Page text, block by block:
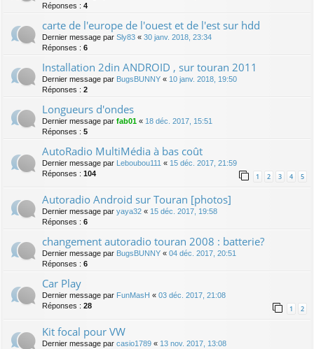
Réponses : 4
carte de l'europe de l'ouest et de l'est sur hdd
Dernier message par Sly83 « 30 janv. 2018, 23:34
Réponses : 6
Installation 2din ANDROID , sur touran 2011
Dernier message par BugsBUNNY « 10 janv. 2018, 19:50
Réponses : 2
Longueurs d'ondes
Dernier message par fab01 « 18 déc. 2017, 15:51
Réponses : 5
AutoRadio MultiMédia à bas coût
Dernier message par Leboubou111 « 15 déc. 2017, 21:59
Réponses : 104 1 2 3 4 5
Autoradio Android sur Touran [photos]
Dernier message par yaya32 « 15 déc. 2017, 19:58
Réponses : 6
changement autoradio touran 2008 : batterie?
Dernier message par BugsBUNNY « 04 déc. 2017, 20:51
Réponses : 6
Car Play
Dernier message par FunMasH « 03 déc. 2017, 21:08
Réponses : 28 1 2
Kit focal pour VW
Dernier message par casio1789 « 13 nov. 2017, 13:08